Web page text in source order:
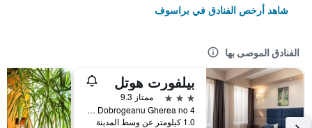
شاهد أرخص الفنادق في براسوف
الفنادق الموصى بها
بيلفورت هوتل
3 نجوم
ممتاز 9.3
Str. Constantin Dobrogeanu Gherea no 4, براسوف, رومانيا
1.0 كيلومتر عن وسط المدينة